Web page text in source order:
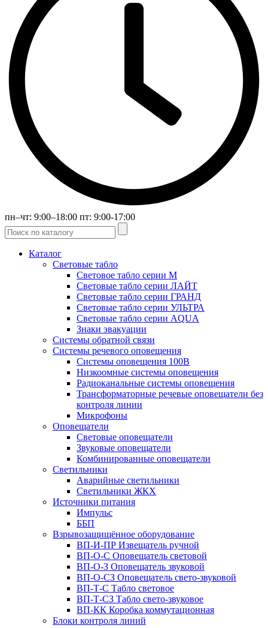
пн–чт: 9:00–18:00 пт: 9:00-17:00
Каталог
Световые табло
Световое табло серии М
Световые табло серии ЛАЙТ
Световые табло серии ГРАНД
Световые табло серии УЛЬТРА
Световые табло серии AQUA
Знаки эвакуации
Системы обратной связи
Системы речевого оповещения
Системы оповещения 100В
Низкоомные системы оповещения
Радиоканальные системы оповещения
Трансформаторные речевые оповещатели без
контроля линии
Микрофоны
Оповещатели
Световые оповещатели
Звуковые оповещатели
Комбинированные оповещатели
Светильники
Аварийные светильники
Светильники ЖКХ
Источники питания
Импульс
ББП
Взрывозащищённое оборудование
ВП-И-ПР Извещатель ручной
ВП-О-С Оповещатель световой
ВП-О-З Оповещатель звуковой
ВП-О-СЗ Оповещатель свето-звуковой
ВП-Т-С Табло световое
ВП-Т-СЗ Табло свето-звуковое
ВП-КК Коробка коммутационная
Блоки контроля линий